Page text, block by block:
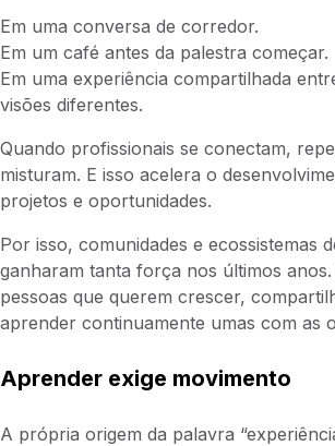
Em uma conversa de corredor.
Em um café antes da palestra começar.
Em uma experiência compartilhada
visões diferentes.
Quando profissionais se conectam,
misturam. E isso acelera o
projetos e oportunidades.
Por isso, comunidades e ecossistemas
ganharam tanta força nos últimos
pessoas que querem crescer,
aprender continuamente umas com as
Aprender exige movimento
A própria origem da palavra